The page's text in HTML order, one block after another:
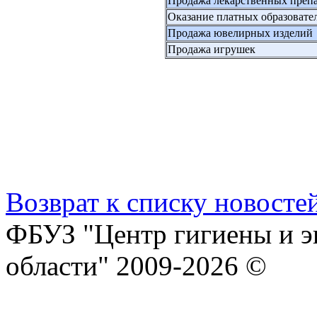
Оказание платных
Продажа ювелирных изделий
Продажа игрушек
Возврат к списку
ФБУЗ "Центр гигиены и
области" 2009-2026 ©